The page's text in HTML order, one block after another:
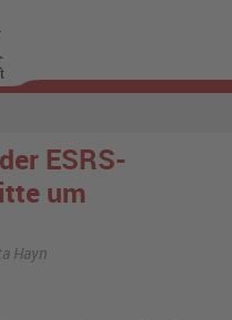
ESRS-
um
Hayn